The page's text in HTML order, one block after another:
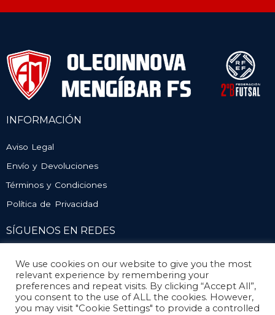
INFORMACIÓN
Aviso Legal
Envío y Devoluciones
Términos y Condiciones
Política de Privacidad
SÍGUENOS EN REDES
We use cookies on our website to give you the most
relevant experience by remembering your
preferences and repeat visits. By clicking “Accept All”,
you consent to the use of ALL the cookies. However,
you may visit "Cookie Settings" to provide a controlled